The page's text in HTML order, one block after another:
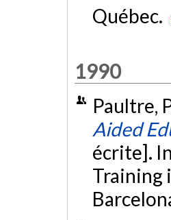
Québec.
1990
Paultre,
Aided
écrite].
Training